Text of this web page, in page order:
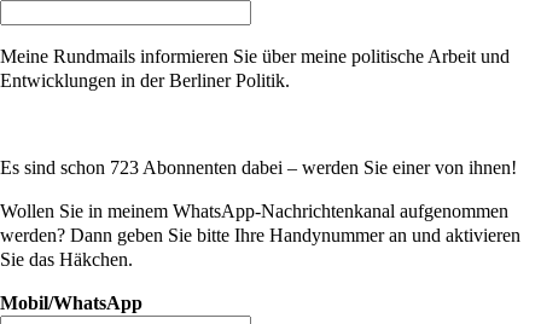
Meine Rundmails informieren Sie über meine politische Arbeit und
Entwicklungen in der Berliner Politik.
Es sind schon 723 Abonnenten dabei – werden Sie einer von ihnen!
Wollen Sie in meinem WhatsApp-Nachrichtenkanal aufgenommen
werden? Dann geben Sie bitte Ihre Handynummer an und aktivieren
Sie das Häkchen.
Mobil/WhatsApp